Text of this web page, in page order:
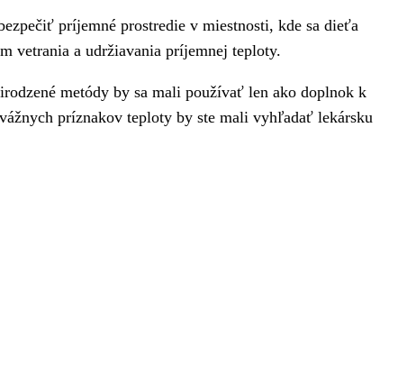
príjemné prostredie v miestnosti, kde sa dieťa
vetrania a udržiavania príjemnej teploty.
metódy by sa mali používať len ako doplnok k
príznakov teploty by ste mali vyhľadať lekársku